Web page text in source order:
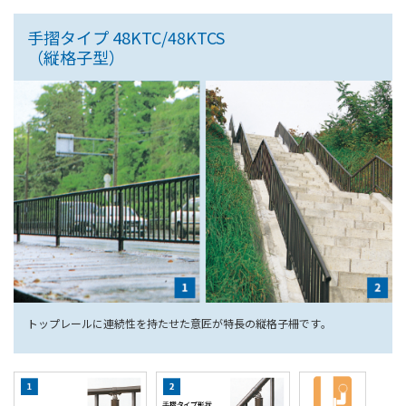
手摺タイプ 48KTC/48KTCS
（縦格子型）
トップレールに連続性を持たせた意匠が特長の縦格子柵です｡